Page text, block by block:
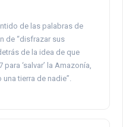
de las palabras de
de “disfrazar sus
de la idea de que
para ‘salvar’ la Amazonía,
tierra de nadie”.